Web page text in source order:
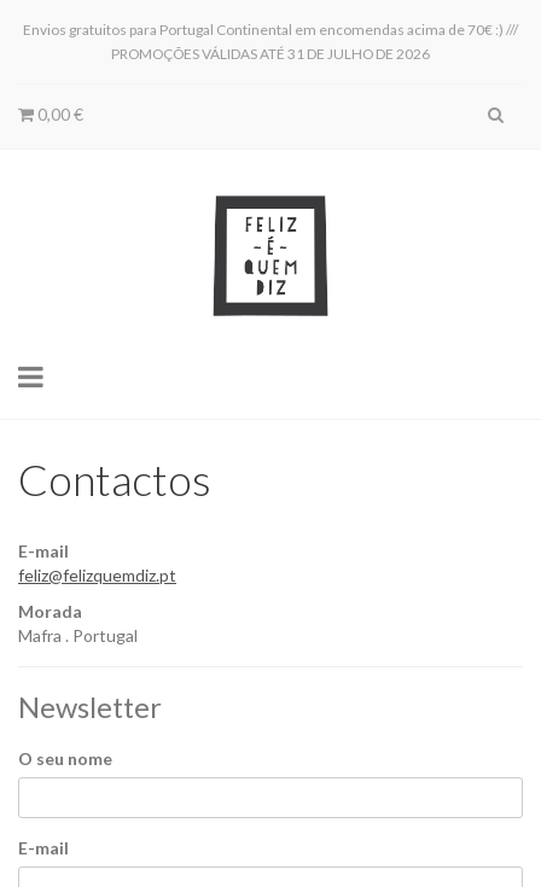
Envios gratuitos para Portugal Continental em encomendas acima de 70€ :) ///
PROMOÇÕES VÁLIDAS ATÉ 31 DE JULHO DE 2026
0,00 €
Toggle
Contactos
E-mail
feliz@felizquemdiz.pt
Morada
Mafra . Portugal
Newsletter
O seu nome
E-mail